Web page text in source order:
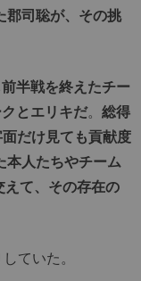
郡司聡が、その挑
半戦を終えたチー
とエリキだ。 総得
だけ見ても貢献度
本人たちやチーム
えて、その存在の
ていた。